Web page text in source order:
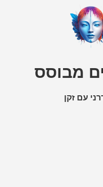
עם זקן